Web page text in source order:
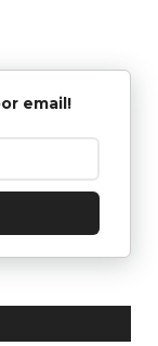
email!